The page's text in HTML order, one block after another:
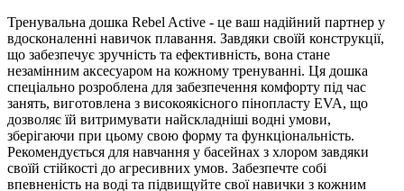
Тренувальна дошка Rebel Active - це ваш надійний партнер у
вдосконаленні навичок плавання. Завдяки своїй конструкції,
що забезпечує зручність та ефективність, вона стане
незамінним аксесуаром на кожному тренуванні. Ця дошка
спеціально розроблена для забезпечення комфорту під час
занять, виготовлена з високоякісного пінопласту EVA, що
дозволяє їй витримувати найскладніші водні умови,
зберігаючи при цьому свою форму та функціональність.
Рекомендується для навчання у басейнах з хлором завдяки
своїй стійкості до агресивних умов. Забезпечте собі
впевненість на воді та підвищуйте свої навички з кожним